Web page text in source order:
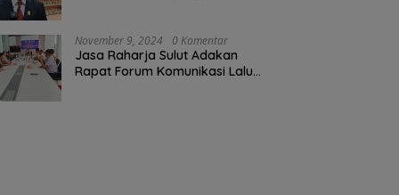
November 9, 2024 0 Komentar
Jasa Raharja Sulut Adakan
Rapat Forum Komunikasi Lalu